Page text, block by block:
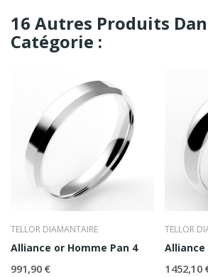
16 Autres Produits
Catégorie :
TELLOR DIAMANTAIRE
Alliance or Homme Pan 4
991,90 €
TELLOR
1 452,10